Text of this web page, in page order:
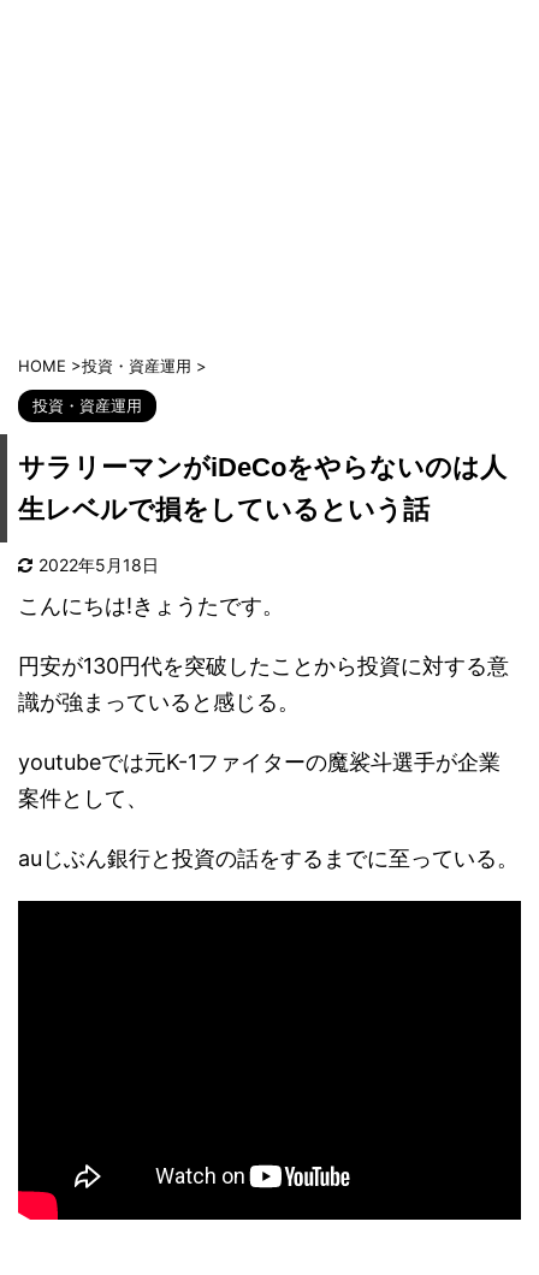
HOME >投資・資産運用 >
投資・資産運用
サラリーマンがiDeCoをやらないのは人
生レベルで損をしているという話
2022年5月18日
こんにちは!きょうたです。
円安が130円代を突破したことから投資に対する意
識が強まっていると感じる。
youtubeでは元K-1ファイターの魔裟斗選手が企業
案件として、
auじぶん銀行と投資の話をするまでに至っている。